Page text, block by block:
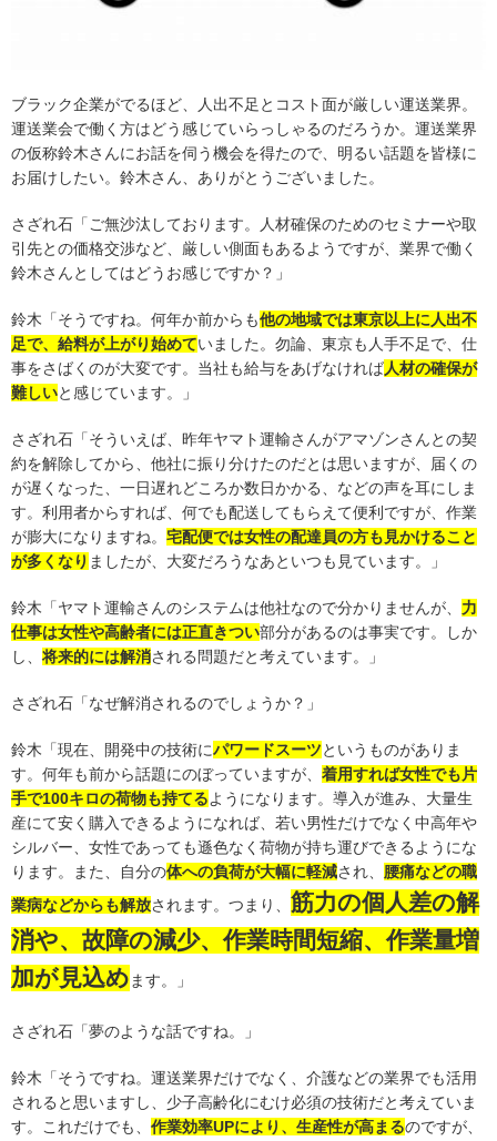
ブラック企業がでるほど、人出不足とコスト面が厳しい運送業界。
運送業会で働く方はどう感じていらっしゃるのだろうか。運送業界
の仮称鈴木さんにお話を伺う機会を得たので、明るい話題を皆様に
お届けしたい。鈴木さん、ありがとうございました。
さざれ石「ご無沙汰しております。人材確保のためのセミナーや取
引先との価格交渉など、厳しい側面もあるようですが、業界で働く
鈴木さんとしてはどうお感じですか？」
鈴木「そうですね。何年か前からも他の地域では東京以上に人出不
足で、給料が上がり始めていました。勿論、東京も人手不足で、仕
事をさばくのが大変です。当社も給与をあげなければ人材の確保が
難しいと感じています。」
さざれ石「そういえば、昨年ヤマト運輸さんがアマゾンさんとの契
約を解除してから、他社に振り分けたのだとは思いますが、届くの
が遅くなった、一日遅れどころか数日かかる、などの声を耳にしま
す。利用者からすれば、何でも配送してもらえて便利ですが、作業
が膨大になりますね。 宅配便では女性の配達員の方も見かけること
が多くなり ましたが、大変だろうなあといつも見ています。」
鈴木「ヤマト運輸さんのシステムは他社なので分かりませんが、 力
仕事は女性や高齢者には正直きつい部分があるのは事実です。しか
し、 将来的には解消される問題だと考えています。」
さざれ石「なぜ解消されるのでしょうか？」
鈴木「現在、開発中の技術にパワードスーツというものがありま
す。何年も前から話題にのぼっていますが、 着用すれば女性でも片
手で100キロの荷物も持てるようになります。導入が進み、大量生
産にて安く購入できるようになれば、若い男性だけでなく中高年や
シルバー、女性であっても遜色なく荷物が持ち運びできるようにな
ります。また、自分の体への負荷が大幅に軽減され、 腰痛などの職
業病などからも解放されます。つまり、 筋力の個人差の解
消や、故障の減少、作業時間短縮、作業量増
加が見込めます。」
さざれ石「夢のような話ですね。」
鈴木「そうですね。運送業界だけでなく、介護などの業界でも活用
されると思いますし、少子高齢化にむけ必須の技術だと考えていま
す。これだけでも、 作業効率UPにより、生産性が高まるのですが、